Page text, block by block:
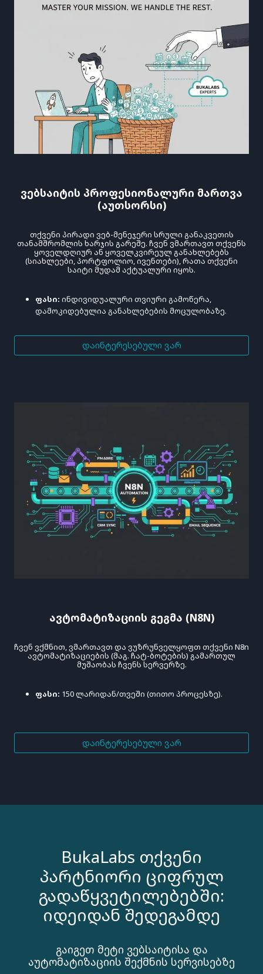
Ვებსაიტის Პროფესიონალური Მართვა
(აუთსორსი)
Თქვენი Პირადი Ვებ-Მენეჯერი Სრული Განაკვეთის
Თანამშრომლის Ხარჯის Გარეშე. Ჩვენ Ვმართავთ Თქვენს
Ყოველდღიურ Ან Ყოველკვირეულ Განახლებებს
(სიახლეები, Პორტფოლიო, Ივენთები), Რათა Თქვენი
Საიტი Მუდამ Აქტუალური Იყოს.
ფასი: ინდივიდუალური თვიური გამოწერა,
დამოკიდებულია განახლებების მოცულობაზე.
ᲓᲐᲘᲜᲢᲔᲠᲔᲡᲔᲑᲣᲚᲘ ᲕᲐᲠ
Ავტომატიზაციის Გეგმა (N8N)
Ჩვენ Ვქმნით, Ვმართავთ Და Ვუზრუნველყოფთ Თქვენი N8n
Ავტომატიზაციების (მაგ. Ჩატ-Ბოტების) Გამართულ
Მუშაობას Ჩვენს Სერვერზე.
ფასი: 150 ლარიდან/თვეში (თითო პროცესზე).
ᲓᲐᲘᲜᲢᲔᲠᲔᲡᲔᲑᲣᲚᲘ ᲕᲐᲠ
BukaLabs Თქვენი
Პარტნიორი Ციფრულ
Გადაწყვეტილებებში:
Იდეიდან Შედეგამდე
Გაიგეთ Მეტი Ვებსაიტისა Და
Აუტომატიზაციის Შექმნის Სერვისებზე